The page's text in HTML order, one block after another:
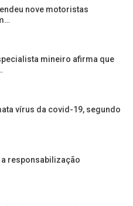
nove motoristas
mineiro afirma que
vírus da covid-19, segundo
responsabilização